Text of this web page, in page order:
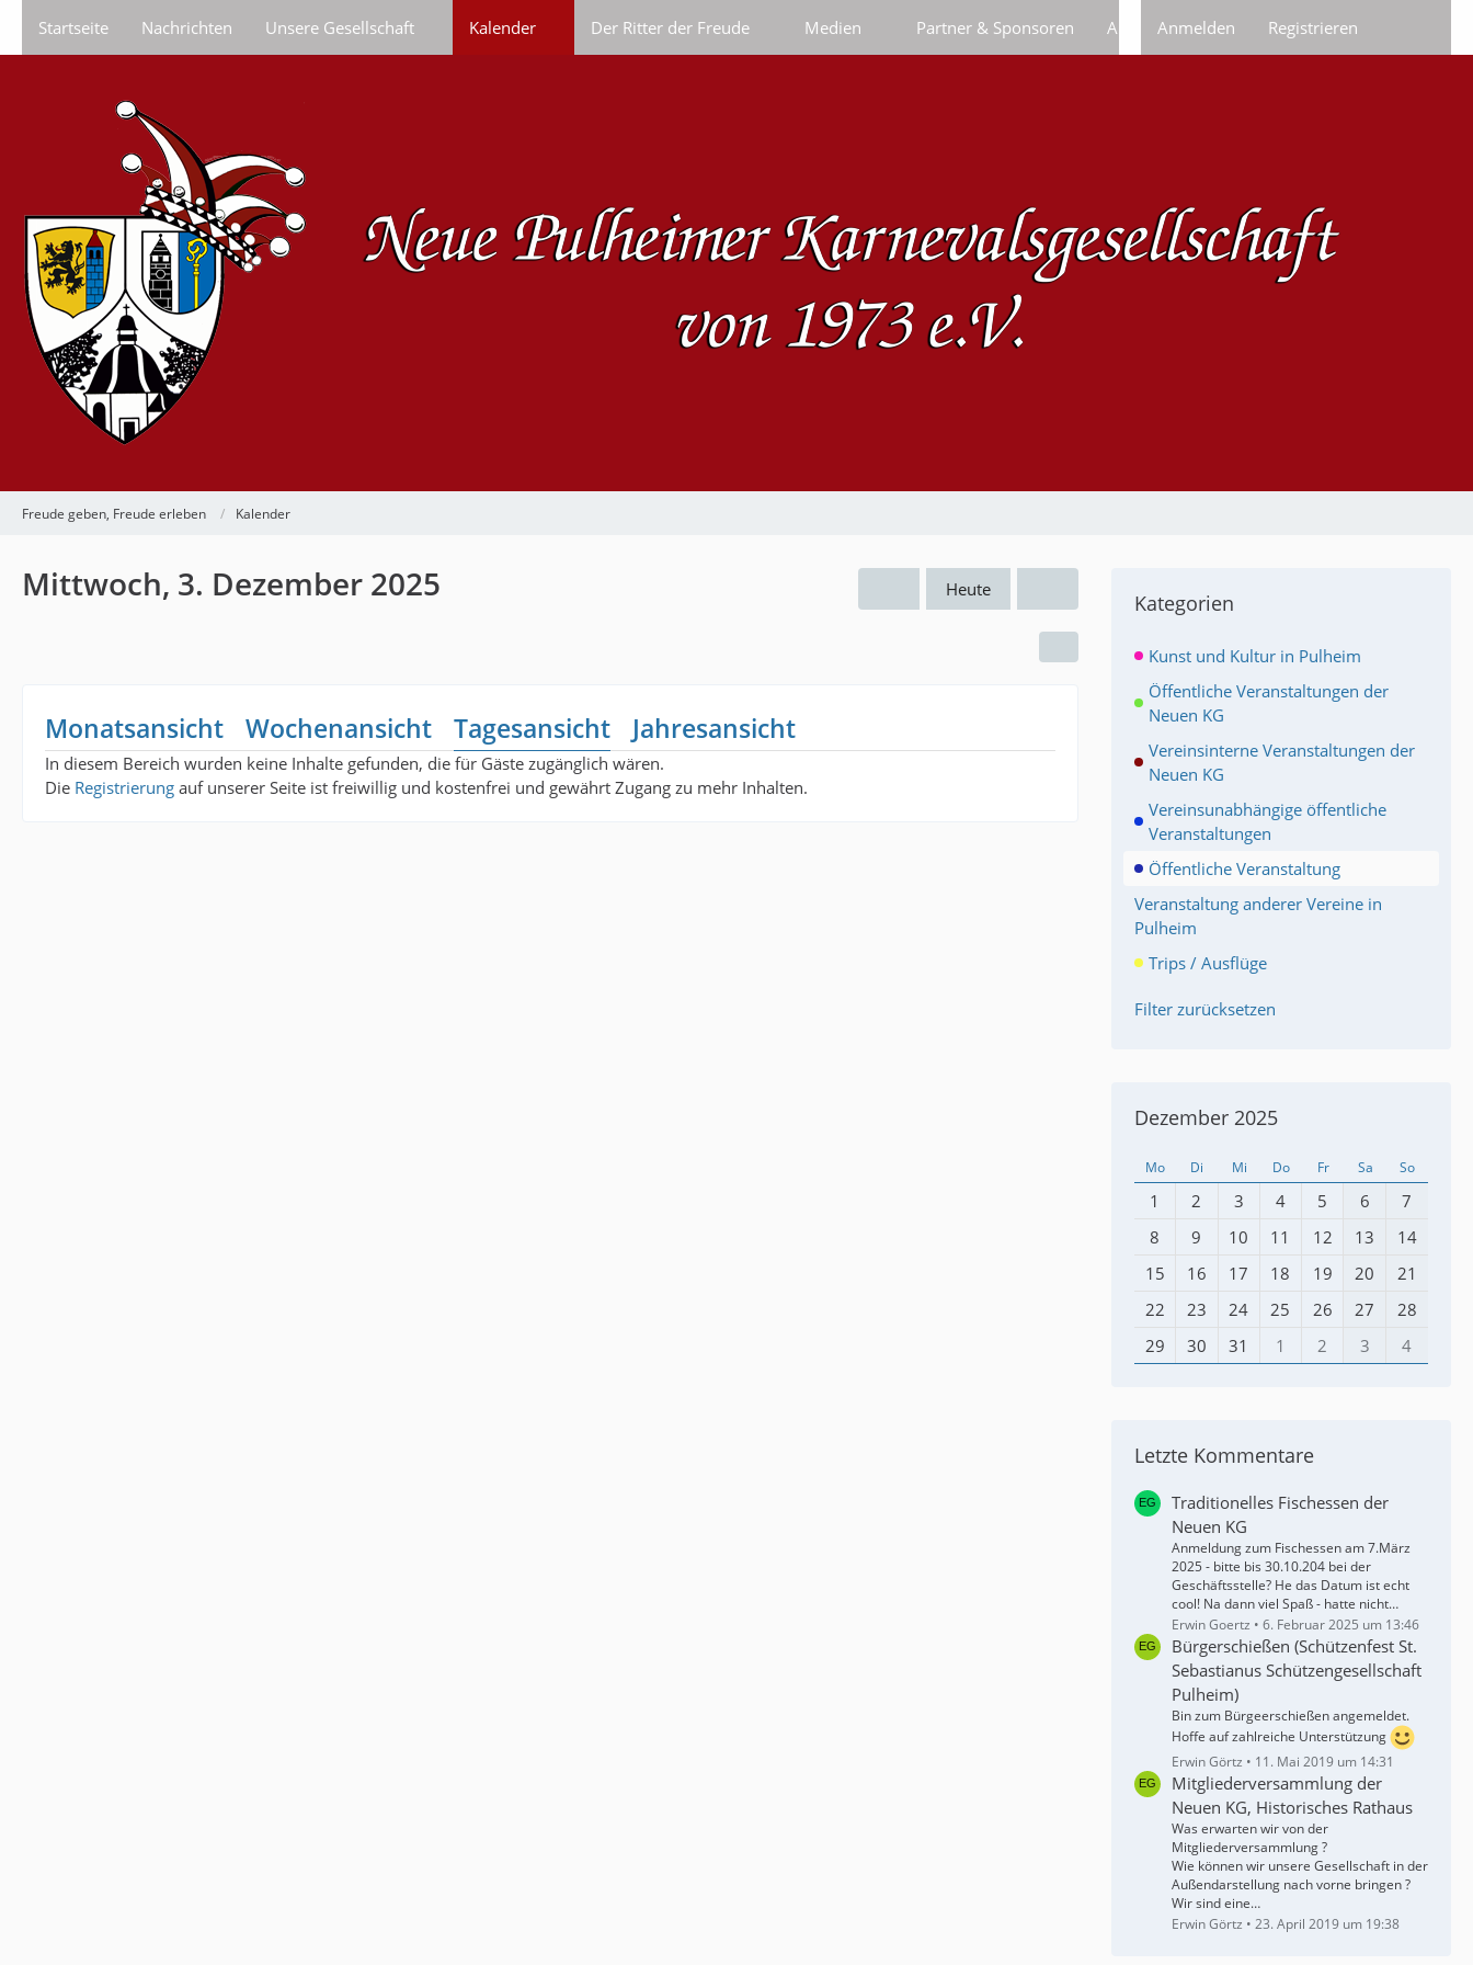
Startseite Nachrichten Unsere Gesellschaft Kalender Der Ritter der Freude Medien Partner & Sponsoren Anfragen/Bestellungen
Anmelden Registrieren
Freude geben, Freude erleben Kalender
Mittwoch, 3. Dezember 2025 Heute
Monatsansicht Wochenansicht Tagesansicht Jahresansicht
In diesem Bereich wurden keine Inhalte gefunden, die für Gäste zugänglich wären.
Die Registrierung auf unserer Seite ist freiwillig und kostenfrei und gewährt Zugang zu mehr Inhalten.
Kategorien
Kunst und Kultur in Pulheim
Öffentliche Veranstaltungen der
Neuen KG
Vereinsinterne Veranstaltungen der
Neuen KG
Vereinsunabhängige öffentliche
Veranstaltungen
Öffentliche Veranstaltung
Veranstaltung anderer Vereine in
Pulheim
Trips / Ausflüge
Filter zurücksetzen
Dezember 2025
Mo Di Mi Do Fr Sa So
1 2 3 4 5 6
7
8
9 10 11 12 13
14
15
16 17 18 19 20
21
22
23 24 25 26 27
28
29
30 31 1 2 3 4
Letzte Kommentare
Traditionelles Fischessen der
Neuen KG
Anmeldung zum Fischessen am 7.März
2025 - bitte bis 30.10.204 bei der
Geschäftsstelle? He das Datum ist echt
cool! Na dann viel Spaß - hatte nicht…
Erwin Goertz
6. Februar 2025 um 13:46
Bürgerschießen (Schützenfest St.
Sebastianus Schützengesellschaft
Pulheim)
Bin zum Bürgeerschießen angemeldet.
Hoffe auf zahlreiche Unterstützung
Erwin Görtz
11. Mai 2019 um 14:31
Mitgliederversammlung der
Neuen KG, Historisches Rathaus
Was erwarten wir von der
Mitgliederversammlung ?
Wie können wir unsere Gesellschaft in der
Außendarstellung nach vorne bringen ?
Wir sind eine…
Erwin Görtz
23. April 2019 um 19:38